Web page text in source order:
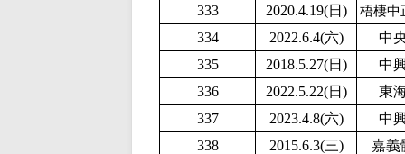
333
2020.4.19(日) 梧棲中
334 2022.6.4(六)
中
335
2018.5.27(日)
中
336
2022.5.22(日)
東
337
2023.4.8(六)
中
338
2015.6.3(三)
嘉義